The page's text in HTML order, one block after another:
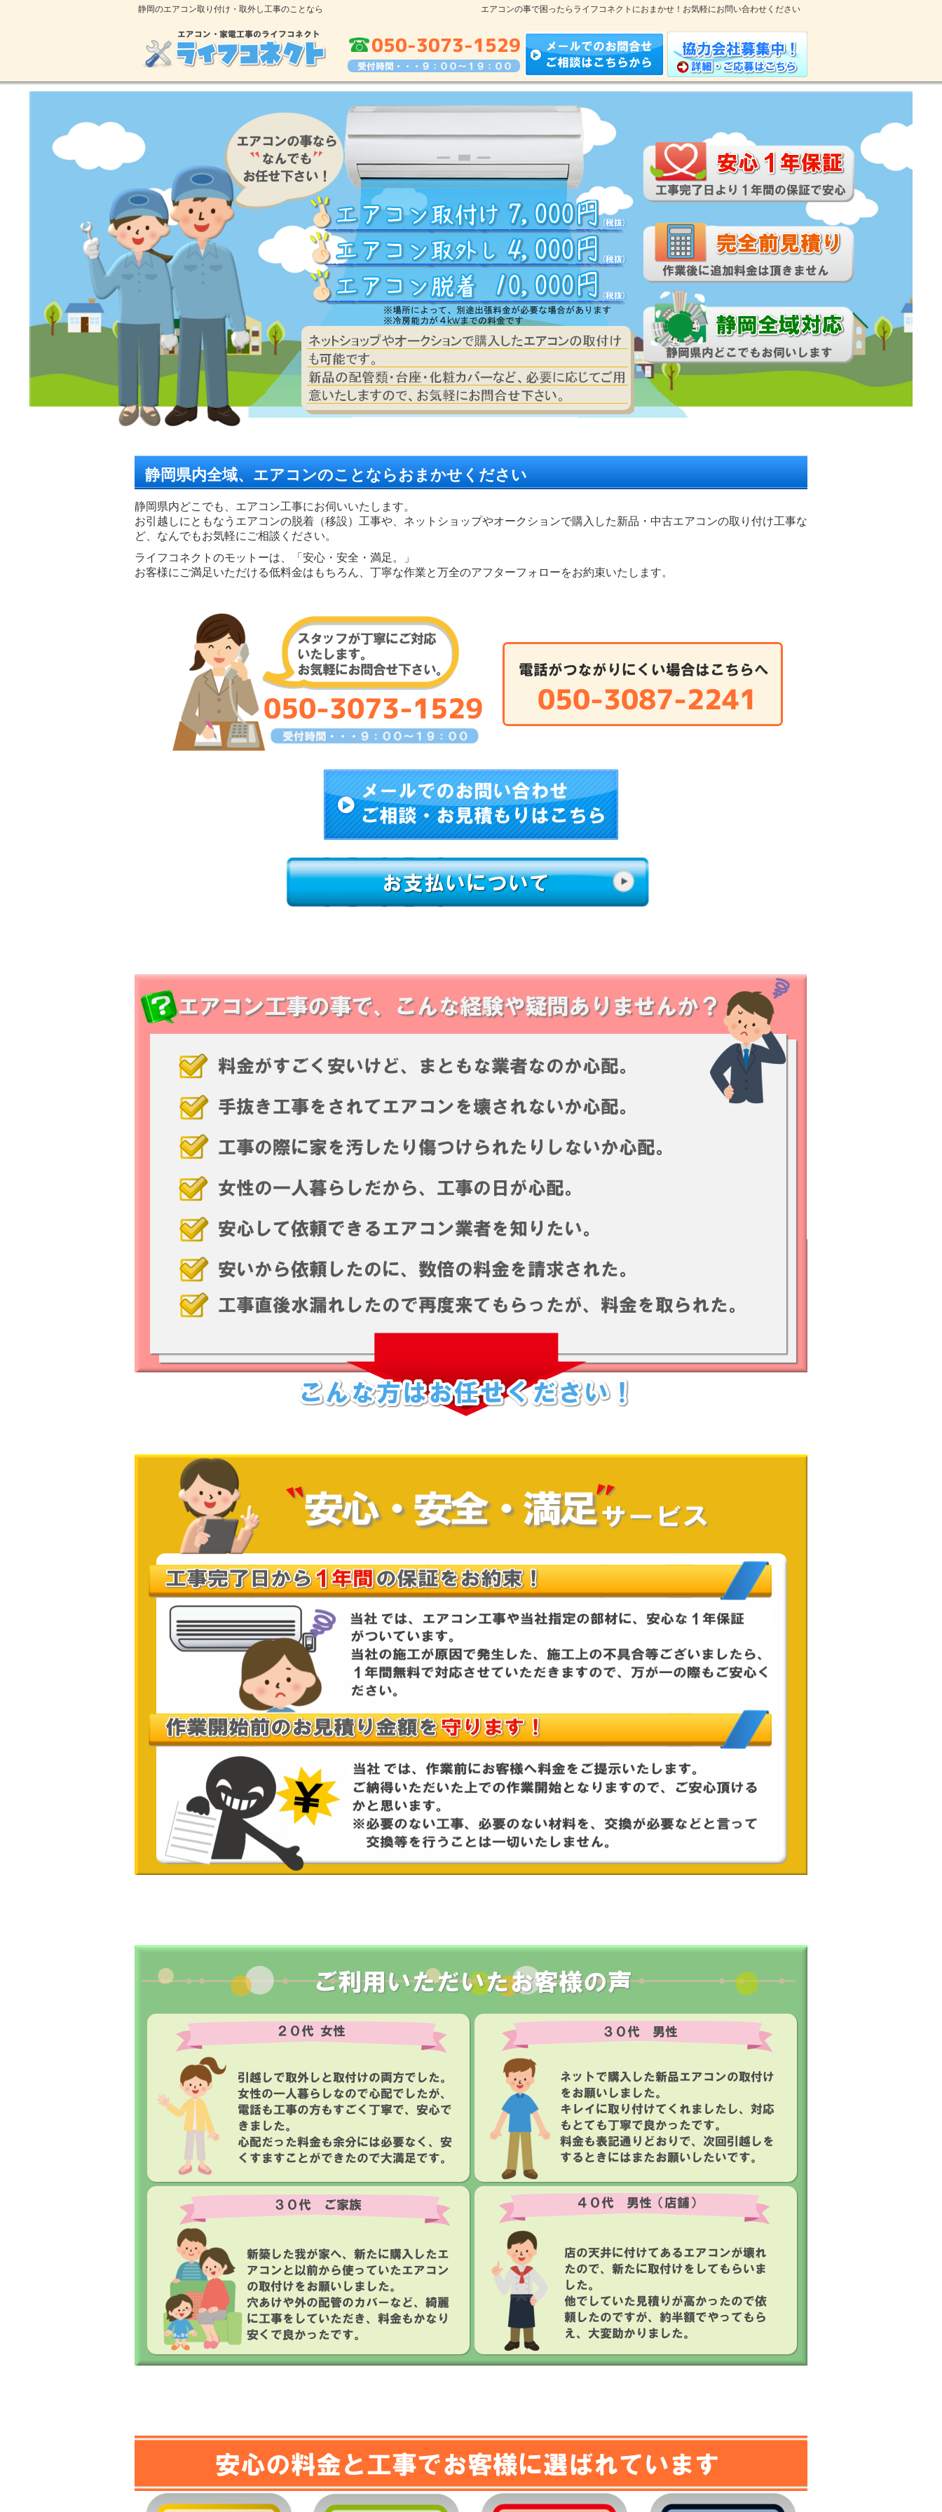
静岡のエアコン取り付け・取外し工事のことなら エアコンの事で困ったらライフコネクトにおまかせ！お気軽にお問い合わせください
静岡県内全域、エアコンのことならおまかせください
静岡県内どこでも、エアコン工事にお伺いいたします。
お引越しにともなうエアコンの脱着（移設）工事や、ネットショップやオークションで購入した新品・中古エアコンの取り付け工事な
ど、なんでもお気軽にご相談ください。
ライフコネクトのモットーは、「安心・安全・満足。」
お客様にご満足いただける低料金はもちろん、丁寧な作業と万全のアフターフォローをお約束いたします。